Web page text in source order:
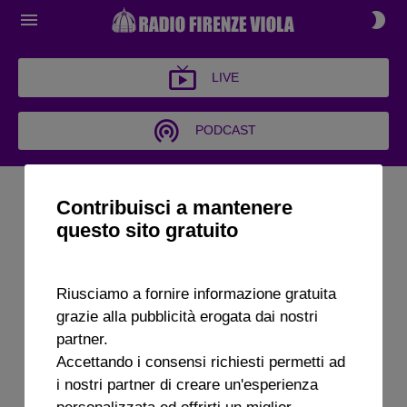
LIVE
PODCAST
Contribuisci a mantenere
questo sito gratuito
Riusciamo a fornire informazione gratuita
grazie alla pubblicità erogata dai nostri
partner.
Accettando i consensi richiesti permetti ad
i nostri partner di creare un'esperienza